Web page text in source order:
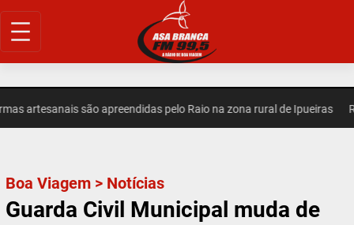
Pular
para
artesanais são apreendidas pelo Raio na zona rural de Ipueiras
Boa Viagem > Notícias
Guarda Civil Municipal muda de